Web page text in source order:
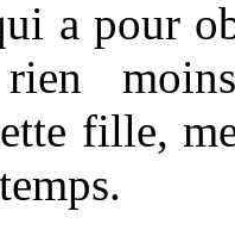
a pour
rien
fille,